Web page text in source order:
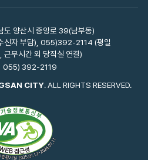
양산시 중앙로 39(남부동)
자 부담), 055)392-2114 (평일
무시간 외 당직실 연결)
055) 392-2119
CITY. ALL RIGHTS RESERVED.